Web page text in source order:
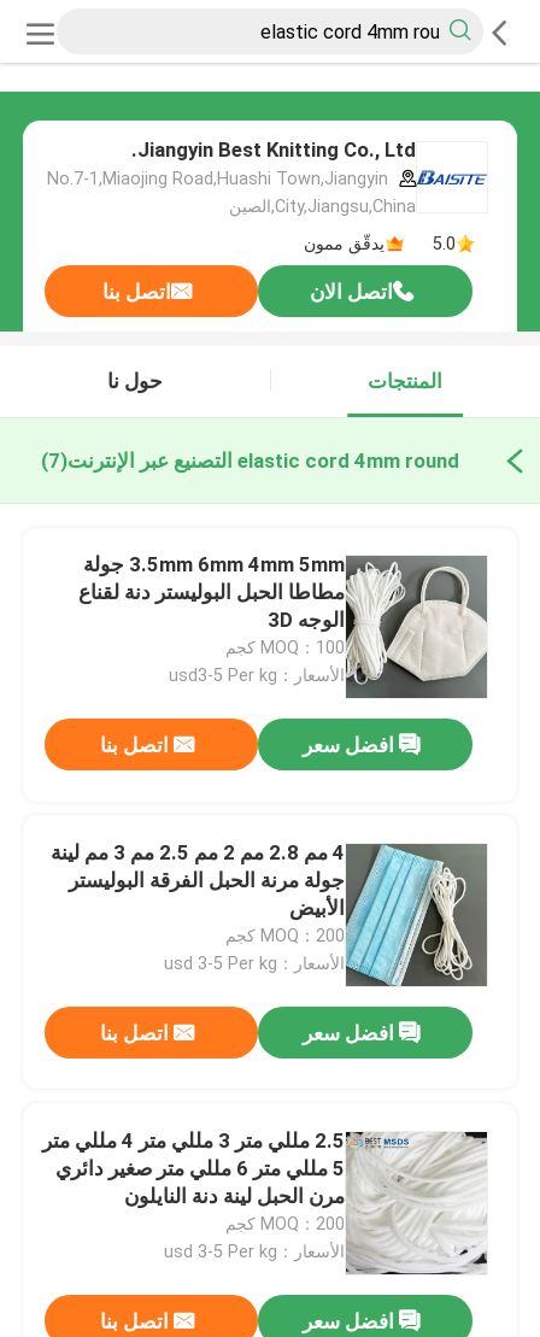
Jiangyin Best Knitting Co., Ltd.
No.7-1,Miaojing Road,Huashi Town,Jiangyin
City,Jiangsu,China,الصين
5.0
يدقّق ممون
اتصل الان اتصل بنا
المنتجات حول نا
elastic cord 4mm round التصنيع عبر الإنترنت (7)
3.5mm 6mm 4mm 5mm جولة
مطاطا الحبل البوليستر دنة لقناع
الوجه 3D
MOQ：100 كجم
الأسعار：usd3-5 Per kg
افضل سعر اتصل بنا
4 مم 2.8 مم 2 مم 2.5 مم 3 مم لينة
جولة مرنة الحبل الفرقة البوليستر
الأبيض
MOQ：200 كجم
الأسعار：usd 3-5 Per kg
افضل سعر اتصل بنا
2.5 مللي متر 3 مللي متر 4 مللي متر
5 مللي متر 6 مللي متر صغير دائري
مرن الحبل لينة دنة النايلون
MOQ：200 كجم
الأسعار：usd 3-5 Per kg
افضل سعر اتصل بنا